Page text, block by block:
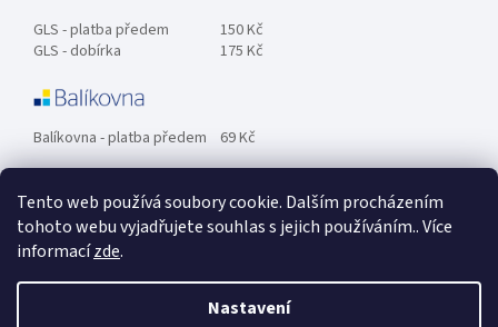
Tento web používá soubory cookie. Dalším procházením
tohoto webu vyjadřujete souhlas s jejich používáním.. Více
informacízde.
Nastavení
GLS - platba předem
150 Kč
GLS - dobírka
175 Kč
Balíkovna - platba předem 69 Kč
Zásilkovna - platba předem 89 Kč